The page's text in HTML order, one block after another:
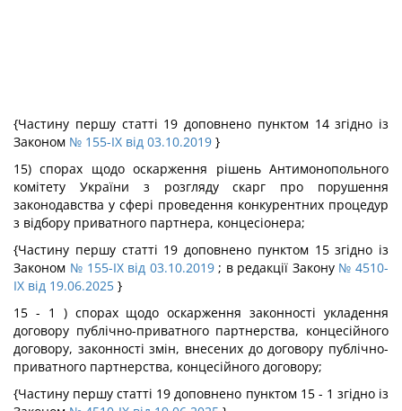
{Частину першу статті 19 доповнено пунктом 14 згідно із
Законом № 155-IX від 03.10.2019 }
15) спорах щодо оскарження рішень Антимонопольного
комітету України з розгляду скарг про порушення
законодавства у сфері проведення конкурентних процедур
з відбору приватного партнера, концесіонера;
{Частину першу статті 19 доповнено пунктом 15 згідно із
Законом № 155-IX від 03.10.2019; в редакції Закону № 4510-
IX від 19.06.2025 }
15 - 1 ) спорах щодо оскарження законності укладення
договору публічно-приватного партнерства, концесійного
договору, законності змін, внесених до договору публічно-
приватного партнерства, концесійного договору;
{Частину першу статті 19 доповнено пунктом 15 - 1 згідно із